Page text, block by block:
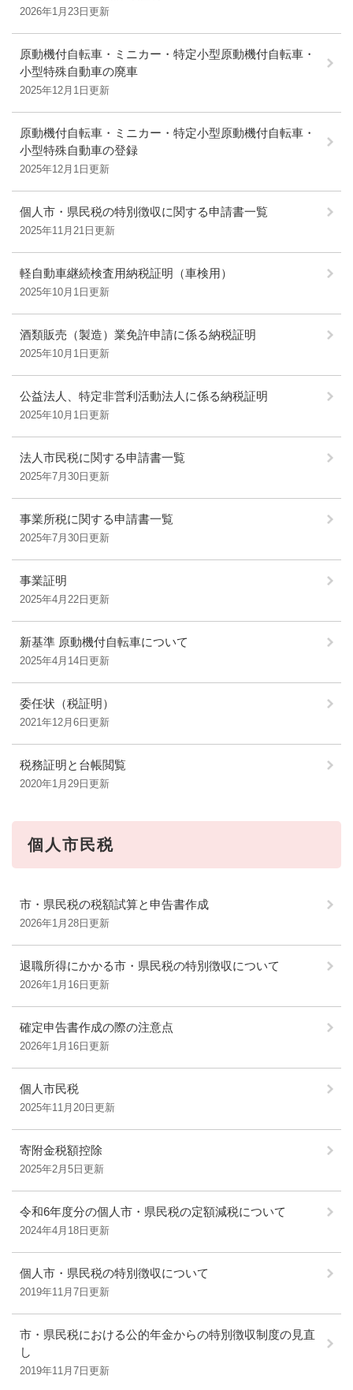
2026年1月23日更新
原動機付自転車・ミニカー・特定小型原動機付自転車・
小型特殊自動車の廃車
2025年12月1日更新
原動機付自転車・ミニカー・特定小型原動機付自転車・
小型特殊自動車の登録
2025年12月1日更新
個人市・県民税の特別徴収に関する申請書一覧
2025年11月21日更新
軽自動車継続検査用納税証明（車検用）
2025年10月1日更新
酒類販売（製造）業免許申請に係る納税証明
2025年10月1日更新
公益法人、特定非営利活動法人に係る納税証明
2025年10月1日更新
法人市民税に関する申請書一覧
2025年7月30日更新
事業所税に関する申請書一覧
2025年7月30日更新
事業証明
2025年4月22日更新
新基準 原動機付自転車について
2025年4月14日更新
委任状（税証明）
2021年12月6日更新
税務証明と台帳閲覧
2020年1月29日更新
個人市民税
市・県民税の税額試算と申告書作成
2026年1月28日更新
退職所得にかかる市・県民税の特別徴収について
2026年1月16日更新
確定申告書作成の際の注意点
2026年1月16日更新
個人市民税
2025年11月20日更新
寄附金税額控除
2025年2月5日更新
令和6年度分の個人市・県民税の定額減税について
2024年4月18日更新
個人市・県民税の特別徴収について
2019年11月7日更新
市・県民税における公的年金からの特別徴収制度の見直
し
2019年11月7日更新